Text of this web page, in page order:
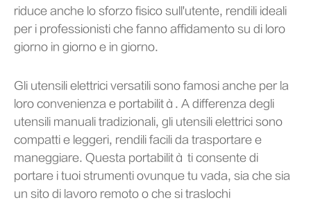
riduce anche lo sforzo fisico sull'utente, rendili ideali
per i professionisti che fanno affidamento su di loro
giorno in giorno e in giorno.
Gli utensili elettrici versatili sono famosi anche per la
loro convenienza e portabilità. A differenza degli
utensili manuali tradizionali, gli utensili elettrici sono
compatti e leggeri, rendili facili da trasportare e
maneggiare. Questa portabilità ti consente di
portare i tuoi strumenti ovunque tu vada, sia che sia
un sito di lavoro remoto o che si traslochi